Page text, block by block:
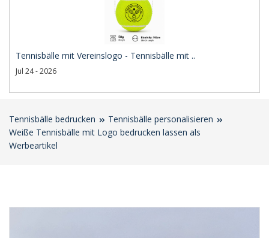
Tennisbälle mit Vereinslogo - Tennisbälle mit ..
Jul 24 - 2026
Tennisbälle bedrucken
Tennisbälle personalisieren
Weiße Tennisbälle mit Logo bedrucken lassen als
Werbeartikel